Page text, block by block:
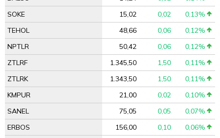
SOKE
15,02 0,02
0,13%
TEHOL
48,66 0,06
0,12%
NPTLR
50,42 0,06
0,12%
ZTLRF
1.345,50 1,50
0,11%
ZTLRK
1.343,50 1,50
0,11%
KMPUR
21,00 0,02
0,10%
SANEL
75,05 0,05
0,07%
ERBOS
156,00 0,10
0,06%